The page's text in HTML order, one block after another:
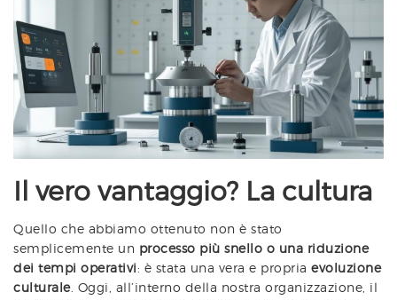
Il vero vantaggio? La cultura
Quello che abbiamo ottenuto non è stato
semplicemente un processo più snello o una riduzione
dei tempi operativi: è stata una vera e propria evoluzione
culturale. Oggi, all’interno della nostra organizzazione, il